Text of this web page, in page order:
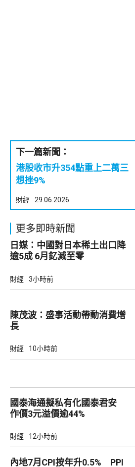
下一篇新聞：
港股收市升354點重上二萬
想挫9%
財經 29.06.2026
更多即時新聞
日媒：中國對日本稀土出口降
逾5成 6月釔減至零
財經 3小時前
陳茂波：盛事活動帶動消費增
長
財經 10小時前
國泰海通擬私有化國泰君安
作價3元溢價逾44%
財經 12小時前
內地7月CPI按年升0.5% PPI